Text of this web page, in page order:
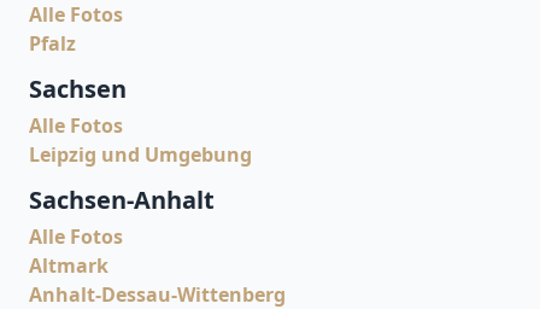
Alle Fotos
Pfalz
Sachsen
Alle Fotos
Leipzig und Umgebung
Sachsen-Anhalt
Alle Fotos
Altmark
Anhalt-Dessau-Wittenberg